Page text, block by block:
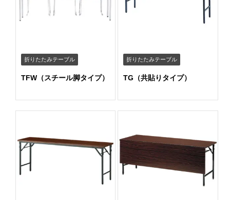
折りたたみテーブル
TFW（スチール脚タイプ）
折りたたみテーブル
TG（共貼りタイプ）